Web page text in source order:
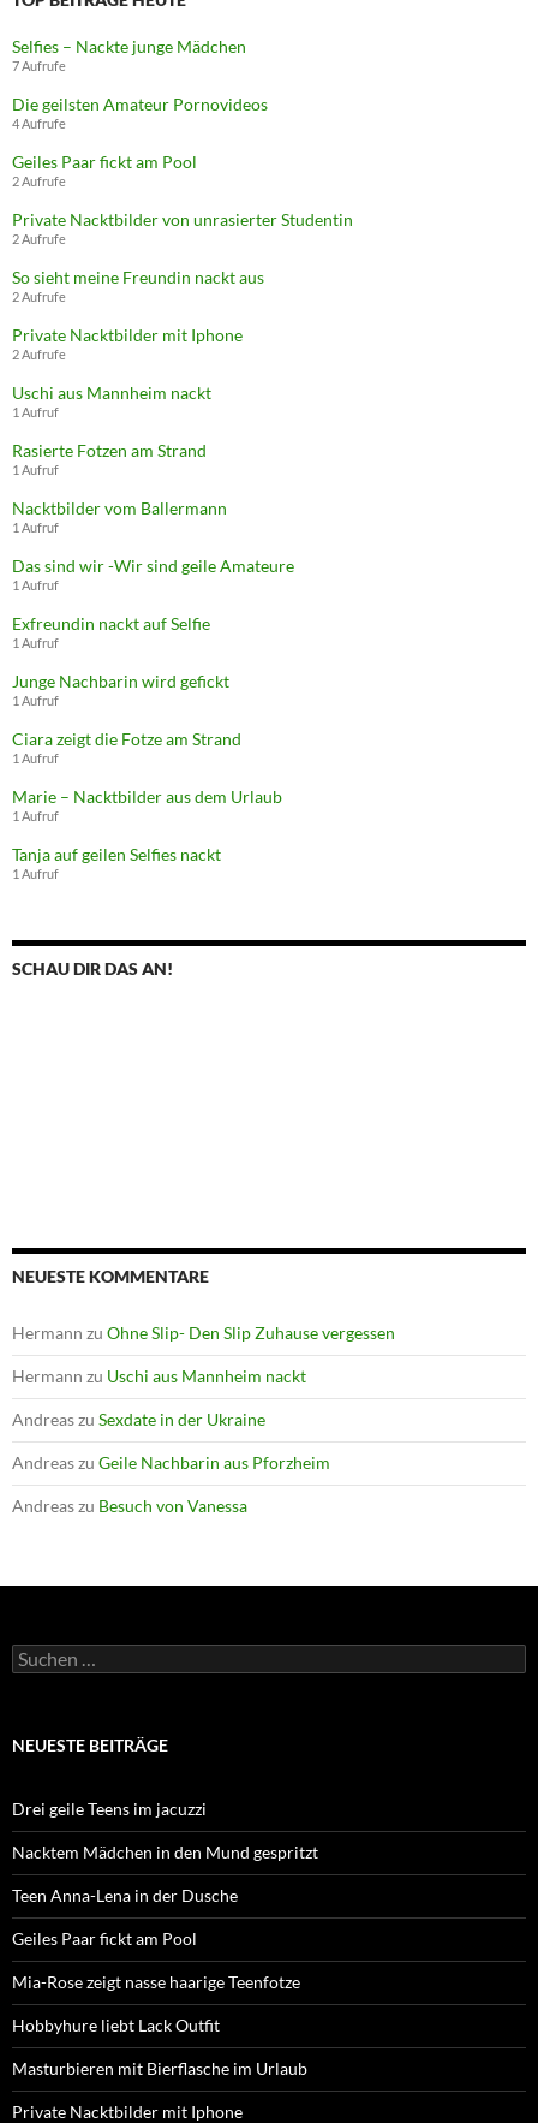
Selfies – Nackte junge Mädchen
7 Aufrufe
Die geilsten Amateur Pornovideos
4 Aufrufe
Geiles Paar fickt am Pool
2 Aufrufe
Private Nacktbilder von unrasierter Studentin
2 Aufrufe
So sieht meine Freundin nackt aus
2 Aufrufe
Private Nacktbilder mit Iphone
2 Aufrufe
Uschi aus Mannheim nackt
1 Aufruf
Rasierte Fotzen am Strand
1 Aufruf
Nacktbilder vom Ballermann
1 Aufruf
Das sind wir -Wir sind geile Amateure
1 Aufruf
Exfreundin nackt auf Selfie
1 Aufruf
Junge Nachbarin wird gefickt
1 Aufruf
Ciara zeigt die Fotze am Strand
1 Aufruf
Marie – Nacktbilder aus dem Urlaub
1 Aufruf
Tanja auf geilen Selfies nackt
1 Aufruf
SCHAU DIR DAS AN!
NEUESTE KOMMENTARE
Hermann zu Ohne Slip- Den Slip Zuhause vergessen
Hermann zu Uschi aus Mannheim nackt
Andreaszu Sexdate in der Ukraine
Andreaszu Geile Nachbarin aus Pforzheim
Andreaszu Besuch von Vanessa
Suchen
nach:
NEUESTE BEITRÄGE
Drei geile Teens im jacuzzi
Nacktem Mädchen in den Mund gespritzt
Teen Anna-Lena in der Dusche
Geiles Paar fickt am Pool
Mia-Rose zeigt nasse haarige Teenfotze
Hobbyhure liebt Lack Outfit
Masturbieren mit Bierflasche im Urlaub
Private Nacktbilder mit Iphone